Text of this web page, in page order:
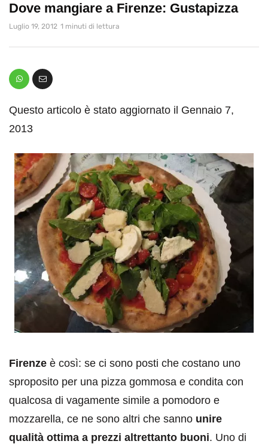
Dove mangiare a Firenze: Gustapizza
Luglio 19, 2012 1 minuti di lettura
Questo articolo è stato aggiornato il Gennaio 7,
2013
Firenze è così: se ci sono posti che costano uno
sproposito per una pizza gommosa e condita con
qualcosa di vagamente simile a pomodoro e
mozzarella, ce ne sono altri che sanno unire
qualità ottima a prezzi altrettanto buoni. Uno di